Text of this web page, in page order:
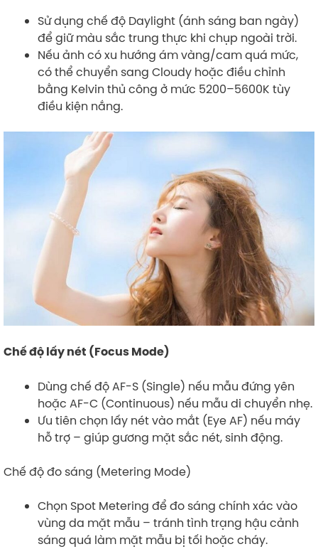
Sử dụng chế độ Daylight (ánh sáng ban ngày)
để giữ màu sắc trung thực khi chụp ngoài trời.
Nếu ảnh có xu hướng ám vàng/cam quá mức,
có thể chuyển sang Cloudy hoặc điều chỉnh
bằng Kelvin thủ công ở mức 5200–5600K tùy
điều kiện nắng.
Chế độ lấy nét (Focus Mode)
Dùng chế độ AF-S (Single) nếu mẫu đứng yên
hoặc AF-C (Continuous) nếu mẫu di chuyển nhẹ.
Ưu tiên chọn lấy nét vào mắt (Eye AF) nếu máy
hỗ trợ – giúp gương mặt sắc nét, sinh động.
Chế độ đo sáng (Metering Mode)
Chọn Spot Metering để đo sáng chính xác vào
vùng da mặt mẫu – tránh tình trạng hậu cảnh
sáng quá làm mặt mẫu bị tối hoặc cháy.